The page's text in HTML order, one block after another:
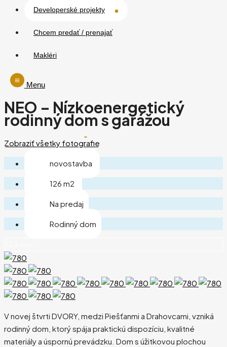
Developerské projekty
Chcem predať / prenajať
Makléri
Menu
NEO – Nízkoenergetický
rodinný dom s garážou
Zobraziť všetky fotografie
novostavba
126 m2
Na predaj
Rodinný dom
V novej štvrti DVORY, medzi Piešťanmi a Drahovcami, vzniká
rodinný dom, ktorý spája praktickú dispozíciu, kvalitné
materiály a úspornú prevádzku. Dom s úžitkovou plochou